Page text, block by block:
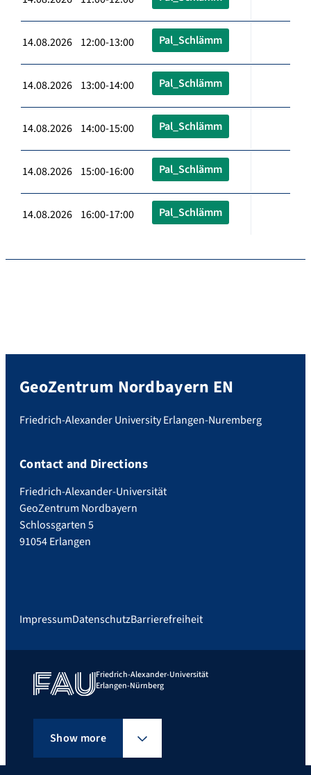
14.08.2026 12:00-13:00 Pal_Schlämm
14.08.2026 13:00-14:00 Pal_Schlämm
14.08.2026 14:00-15:00 Pal_Schlämm
14.08.2026 15:00-16:00 Pal_Schlämm
14.08.2026 16:00-17:00 Pal_Schlämm
GeoZentrum Nordbayern EN
Friedrich-Alexander University Erlangen-Nuremberg
Contact and Directions
Friedrich-Alexander-Universität
GeoZentrum Nordbayern
Schlossgarten 5
91054 Erlangen
ImpressumDatenschutzBarrierefreiheit
Friedrich-Alexander-Universität
Erlangen-Nürnberg
Show more